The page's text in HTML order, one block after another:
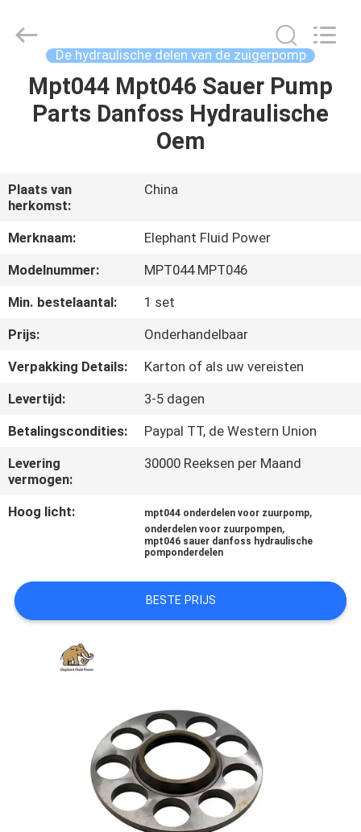
HUIS
ONGEVEER
ONS
FABRIEKSREIS
CONTACTEER
ONS
GEVALLEN
PRIVACY
POLICY
Fluid
Power
Reserved.
De hydraulische delen van de zuigerpomp
Mpt044 Mpt046 Sauer Pump
Parts Danfoss Hydraulische
Oem
Plaats van
herkomst:
China
Merknaam:
Elephant Fluid Power
Modelnummer:
MPT044 MPT046
Min. bestelaantal:
1 set
Prijs:
Onderhandelbaar
Verpakking Details:
Karton of als uw vereisten
Levertijd:
3-5 dagen
Betalingscondities:
Paypal TT, de Western Union
Levering
vermogen:
30000 Reeksen per Maand
Hoog licht: mpt044 onderdelen voor zuurpomp,
onderdelen voor zuurpompen,
mpt046 sauer danfoss hydraulische
pomponderdelen
BESTE PRIJS